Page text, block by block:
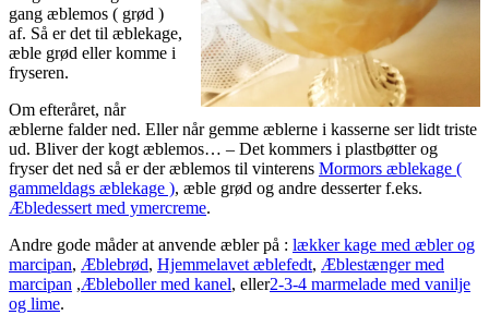
gang æblemos ( grød )
af. Så er det til æblekage,
æble grød eller komme i
fryseren.
Om efteråret, når
æblerne falder ned. Eller når gemme æblerne i kasserne ser lidt triste
ud. Bliver der kogt æblemos… – Det kommers i plastbøtter og
fryser det ned så er der æblemos til vinterens Mormors æblekage (
gammeldags æblekage ), æble grød og andre desserter f.eks.
Æbledessert med ymercreme.
Andre gode måder at anvende æbler på : lækker kage med æbler og
marcipan, Æblebrød, Hjemmelavet æblefedt, Æblestænger med
marcipan ,Æbleboller med kanel, eller2-3-4 marmelade med vanilje
og lime.